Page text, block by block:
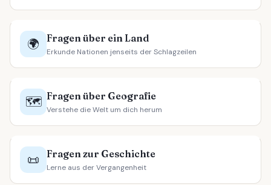
🌍 Fragen über ein Land
Erkunde Nationen jenseits der Schlagzeilen
🗺️ Fragen über Geografie
Verstehe die Welt um dich herum
📜 Fragen zur Geschichte
Lerne aus der Vergangenheit